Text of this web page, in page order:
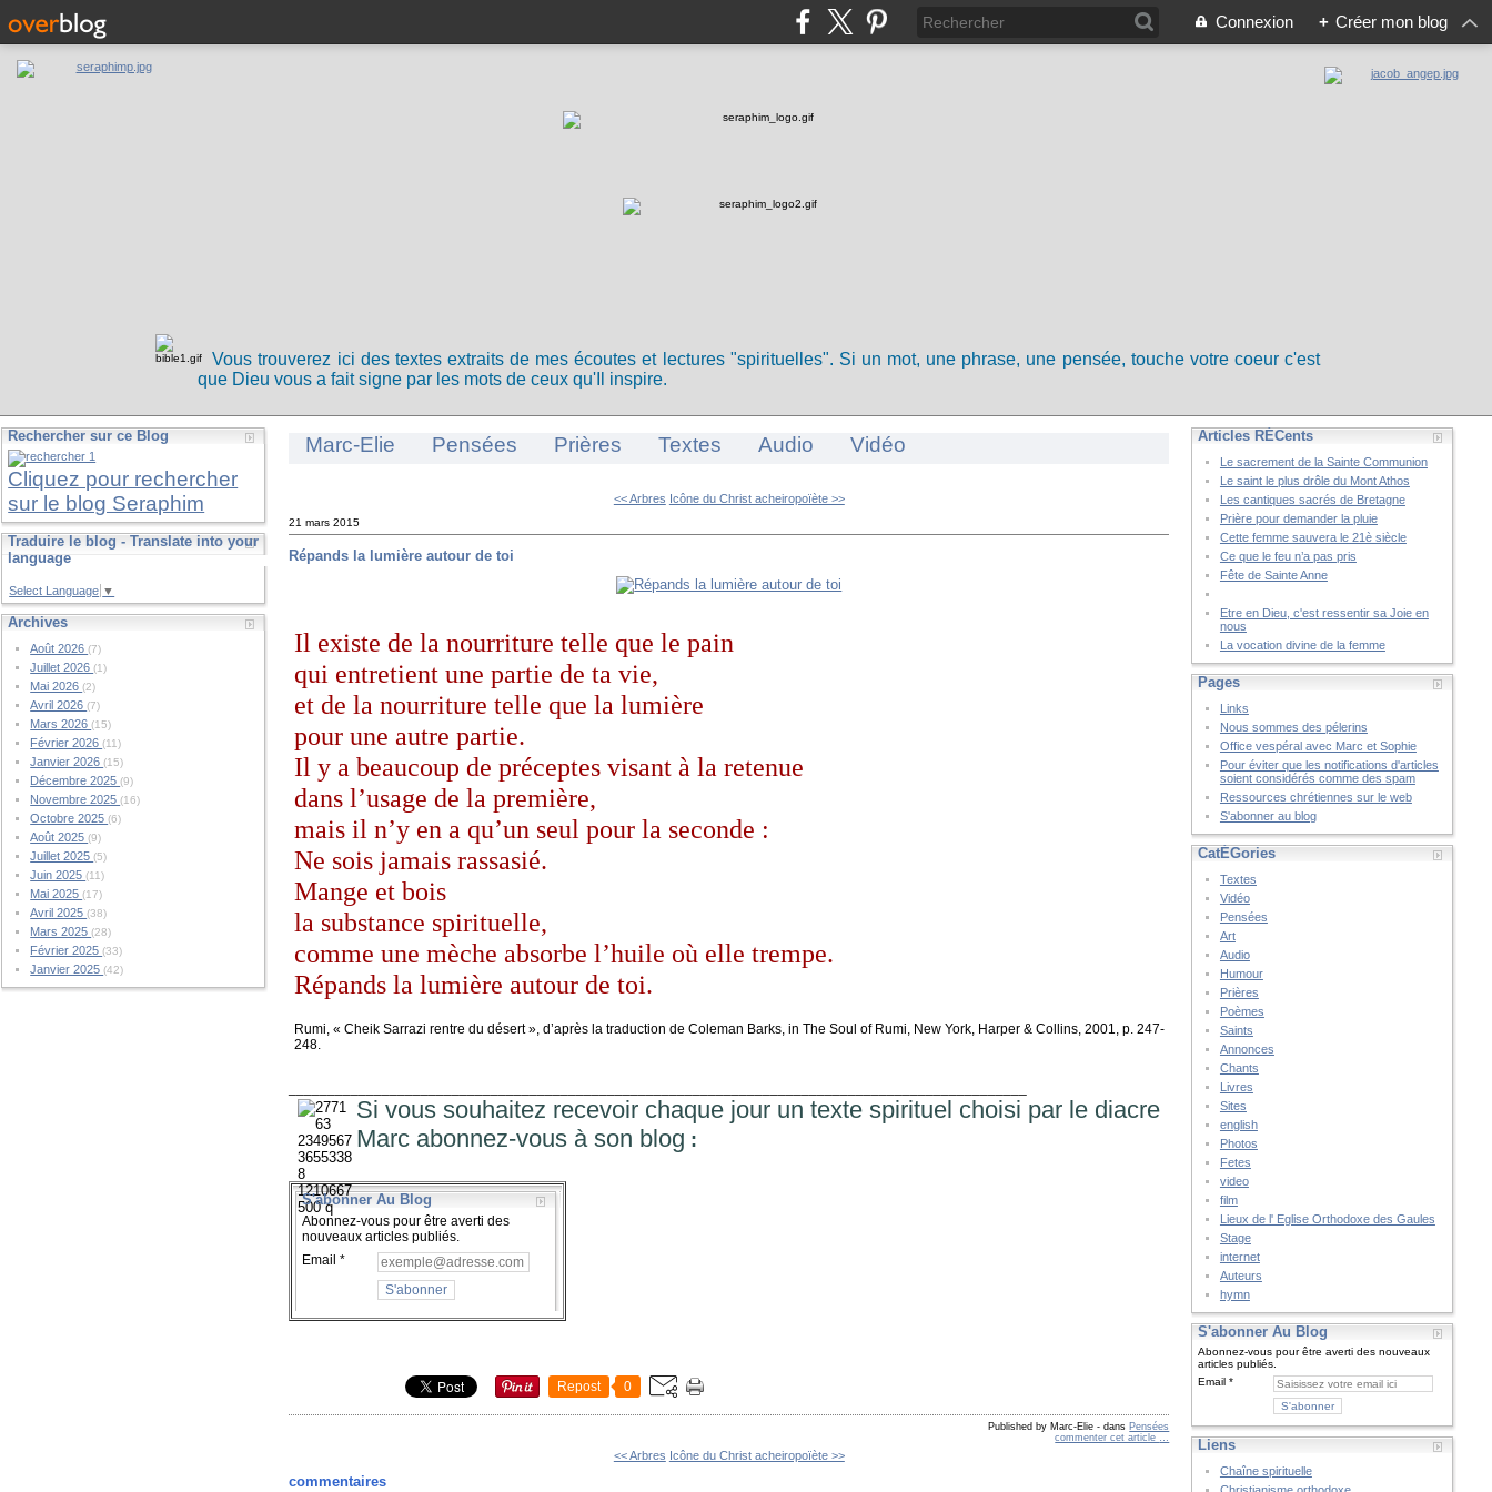
Connexion + Créer mon blog
Vous trouverez ici des textes extraits de mes écoutes et lectures "spirituelles". Si un mot, une phrase, une pensée, touche votre coeur c'est
que Dieu vous a fait signe par les mots de ceux qu'Il inspire.
Rechercher sur ce Blog
Cliquez pour rechercher
sur le blog Seraphim
Traduire le blog - Translate into your
language
Select Language ▼
Archives
Août 2026(7)
Juillet 2026(1)
Mai 2026(2)
Avril 2026(7)
Mars 2026(15)
Février 2026(11)
Janvier 2026(15)
Décembre 2025(9)
Novembre 2025(16)
Octobre 2025(6)
Août 2025(9)
Juillet 2025(5)
Juin 2025(11)
Mai 2025(17)
Avril 2025(38)
Mars 2025(28)
Février 2025(33)
Janvier 2025(42)
Marc-Elie Pensées Prières Textes Audio Vidéo
<< Arbres Icône du Christ acheiropoïète >>
21 mars 2015
Répands la lumière autour de toi
Il existe de la nourriture telle que le pain
qui entretient une partie de ta vie,
et de la nourriture telle que la lumière
pour une autre partie.
Il y a beaucoup de préceptes visant à la retenue
dans l’usage de la première,
mais il n’y en a qu’un seul pour la seconde :
Ne sois jamais rassasié.
Mange et bois
la substance spirituelle,
comme une mèche absorbe l’huile où elle trempe.
Répands la lumière autour de toi.
Rumi, « Cheik Sarrazi rentre du désert », d’après la traduction de Coleman Barks, in The Soul of Rumi, New York, Harper & Collins, 2001, p. 247-
248.
Si vous souhaitez recevoir chaque jour un texte spirituel choisi par le diacre
Marc abonnez-vous à son blog :
S'abonner Au Blog
Abonnez-vous pour être averti des
nouveaux articles publiés.
Email
Repost 0
Published by Marc-Elie - dans Pensées
commenter cet article
<< Arbres Icône du Christ acheiropoïète >>
commentaires
Articles RÉCents
Le sacrement de la Sainte Communion
Le saint le plus drôle du Mont Athos
Les cantiques sacrés de Bretagne
Prière pour demander la pluie
Cette femme sauvera le 21è siècle
Ce que le feu n’a pas pris
Fête de Sainte Anne
Etre en Dieu, c'est ressentir sa Joie en
nous
La vocation divine de la femme
Pages
Links
Nous sommes des pélerins
Office vespéral avec Marc et Sophie
Pour éviter que les notifications d'articles
soient considérés comme des spam
Ressources chrétiennes sur le web
S'abonner au blog
CatÉGories
Textes
Vidéo
Pensées
Art
Audio
Humour
Prières
Poèmes
Saints
Annonces
Chants
Livres
Sites
english
Photos
Fetes
video
film
Lieux de l' Eglise Orthodoxe des Gaules
Stage
internet
Auteurs
hymn
S'abonner Au Blog
Abonnez-vous pour être averti des nouveaux
articles publiés.
Email
Liens
Chaîne spirituelle